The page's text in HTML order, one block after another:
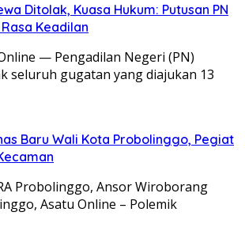
Ditolak, Kuasa Hukum: Putusan PN
Keadilan
— Pengadilan Negeri (PN)
seluruh gugatan yang diajukan 13
Baru Wali Kota Probolinggo, Pegiat
Probolinggo, Ansor Wiroborang
Asatu Online – Polemik